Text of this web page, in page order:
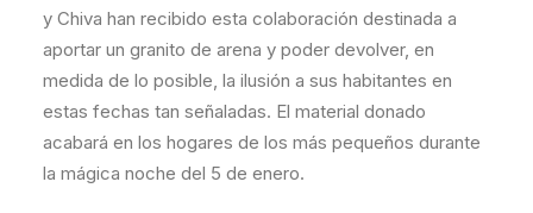
y Chiva han recibido esta colaboración destinada a
aportar un granito de arena y poder devolver, en
medida de lo posible, la ilusión a sus habitantes en
estas fechas tan señaladas. El material donado
acabará en los hogares de los más pequeños durante
la mágica noche del 5 de enero.